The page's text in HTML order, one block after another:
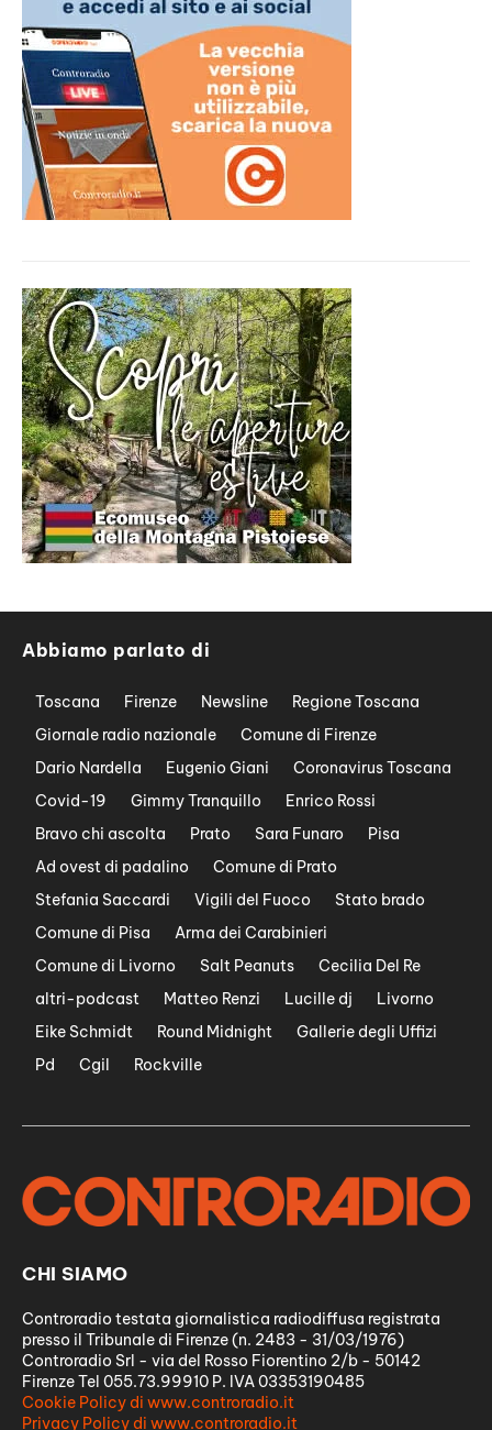
Abbiamo parlato di
Toscana Firenze Newsline
Regione Toscana
Giornale radio nazionale
Comune di Firenze
Dario Nardella
Eugenio Giani
Coronavirus Toscana
Covid-19
Gimmy Tranquillo
Enrico Rossi
Bravo chi ascolta
Prato Sara Funaro
Pisa
Ad ovest di padalino
Comune di Prato
Stefania Saccardi
Vigili del Fuoco
Stato brado
Comune di Pisa
Arma dei Carabinieri
Comune di Livorno
Salt Peanuts
Cecilia Del Re
altri-podcast
Matteo Renzi Lucille dj
Livorno
Eike Schmidt
Round Midnight
Gallerie degli Uffizi
Pd
Cgil Rockville
CHI SIAMO
Controradio testata giornalistica radiodiffusa registrata
presso il Tribunale di Firenze (n. 2483 - 31/03/1976)
Controradio Srl - via del Rosso Fiorentino 2/b - 50142
Firenze Tel 055.73.99910 P. IVA 03353190485
Cookie Policy di www.controradio.it
Privacy Policy di www.controradio.it